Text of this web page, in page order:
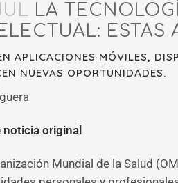
LA
ESTAS
APLICACIONES MÓVILES,
NUEVAS OPORTUNIDADES.
noticia original
Mundial de la Salud